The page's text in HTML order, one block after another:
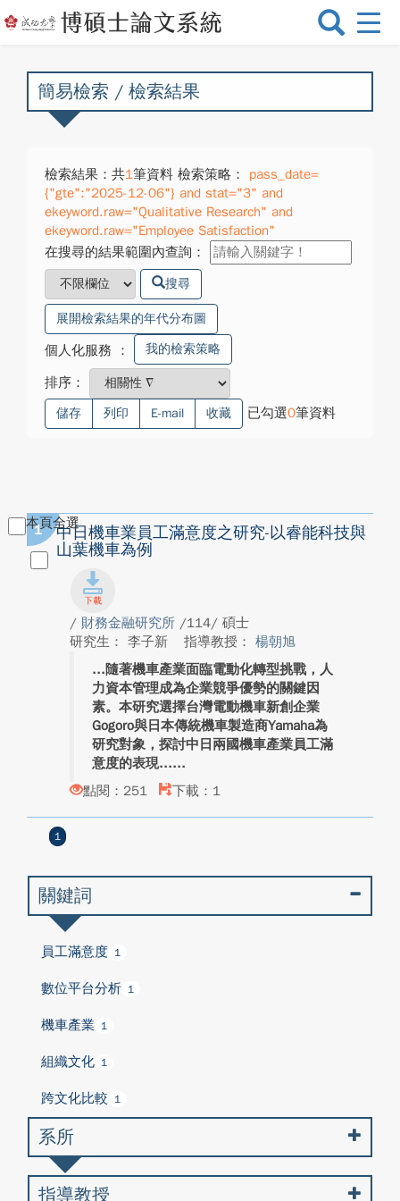
選
換
簡易檢索 / 檢索結果
檢索結果：共1筆資料 檢索策略：
pass_date=
{"gte":"2025-12-06"} and stat="3" and
ekeyword.raw="Qualitative Research" and
ekeyword.raw="Employee Satisfaction"
在搜尋的結果範圍內查詢：
搜尋
展開檢索結果的年代分布圖
個人化服務 ： 我的檢索策略
排序：
儲存 列印 E-mail 收藏 已勾選0筆資料
本頁全選
1
中日機車業員工滿意度之研究-以睿能科技與
山葉機車為例
/ 財務金融研究所 /114/ 碩士
研究生： 李子新
指導教授： 楊朝旭
隨著機車產業面臨電動化轉型挑戰，人
力資本管理成為企業競爭優勢的關鍵因
素。本研究選擇台灣電動機車新創企業
Gogoro與日本傳統機車製造商Yamaha為
研究對象，探討中日兩國機車產業員工滿
意度的表現...
點閱：251
下載：1
1
關鍵詞
員工滿意度 1
數位平台分析 1
機車產業 1
組織文化 1
跨文化比較 1
系所
指導教授